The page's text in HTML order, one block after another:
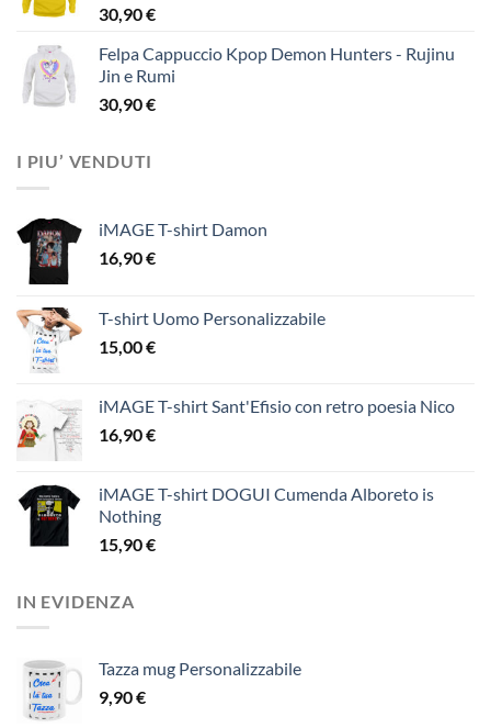
30,90€
Felpa Cappuccio Kpop Demon Hunters - Rujinu
Jin e Rumi
30,90€
I PIU’ VENDUTI
iMAGE T-shirt Damon
16,90€
T-shirt Uomo Personalizzabile
15,00€
iMAGE T-shirt Sant'Efisio con retro poesia Nico
16,90€
iMAGE T-shirt DOGUI Cumenda Alboreto is
Nothing
15,90€
IN EVIDENZA
Tazza mug Personalizzabile
9,90€